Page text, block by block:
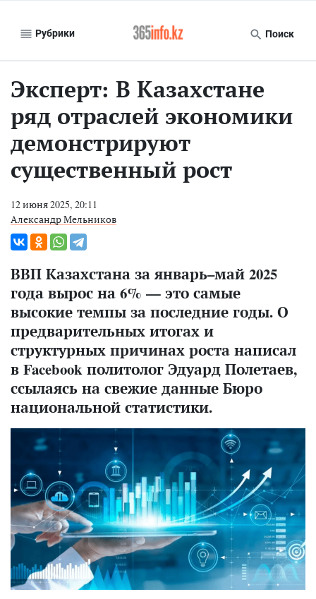
Рубрики Поиск
Эксперт: В Казахстане
ряд отраслей экономики
демонстрируют
существенный рост
12 июня 2025, 20:11
Александр Мельников
ВВП Казахстана за январь–май 2025
года вырос на 6% — это самые
высокие темпы за последние годы. О
предварительных итогах и
структурных причинах роста написал
в Facebook политолог Эдуард Полетаев,
ссылаясь на свежие данные Бюро
национальной статистики.